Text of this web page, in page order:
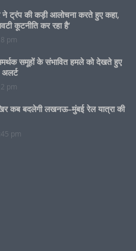
ने ट्रंप की कड़ी आलोचना करते हुए कहा,
कूटनीति कर रहा है’
pm
समूहों के संभावित हमले को देखते हुए
अलर्ट
pm
कब बदलेगी लखनऊ–मुंबई रेल यात्रा की
pm